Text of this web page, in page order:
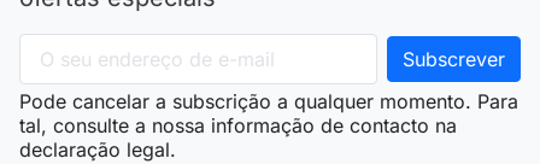
Pode cancelar a subscrição a qualquer momento. Para
tal, consulte a nossa informação de contacto na
declaração legal.